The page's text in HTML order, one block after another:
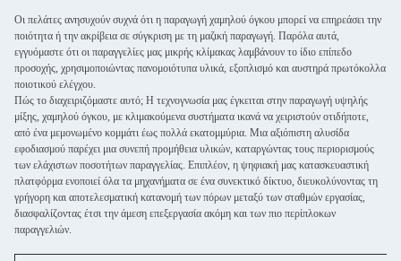
Οι πελάτες ανησυχούν συχνά ότι η παραγωγή χαμηλού όγκου μπορεί να επηρεάσει την
ποιότητα ή την ακρίβεια σε σύγκριση με τη μαζική παραγωγή. Παρόλα αυτά,
εγγυόμαστε ότι οι παραγγελίες μας μικρής κλίμακας λαμβάνουν το ίδιο επίπεδο
προσοχής, χρησιμοποιώντας πανομοιότυπα υλικά, εξοπλισμό και αυστηρά πρωτόκολλα
ποιοτικού ελέγχου.
Πώς το διαχειριζόμαστε αυτό; Η τεχνογνωσία μας έγκειται στην παραγωγή υψηλής
μίξης, χαμηλού όγκου, με κλιμακούμενα συστήματα ικανά να χειριστούν οτιδήποτε,
από ένα μεμονωμένο κομμάτι έως πολλά εκατομμύρια. Μια αξιόπιστη αλυσίδα
εφοδιασμού παρέχει μια συνεπή προμήθεια υλικών, καταργώντας τους περιορισμούς
των ελάχιστων ποσοτήτων παραγγελίας. Επιπλέον, η ψηφιακή μας κατασκευαστική
πλατφόρμα ενοποιεί όλα τα μηχανήματα σε ένα συνεκτικό δίκτυο, διευκολύνοντας τη
γρήγορη και αποτελεσματική κατανομή των πόρων μεταξύ των σταθμών εργασίας,
διασφαλίζοντας έτσι την άμεση επεξεργασία ακόμη και των πιο περίπλοκων
παραγγελιών.